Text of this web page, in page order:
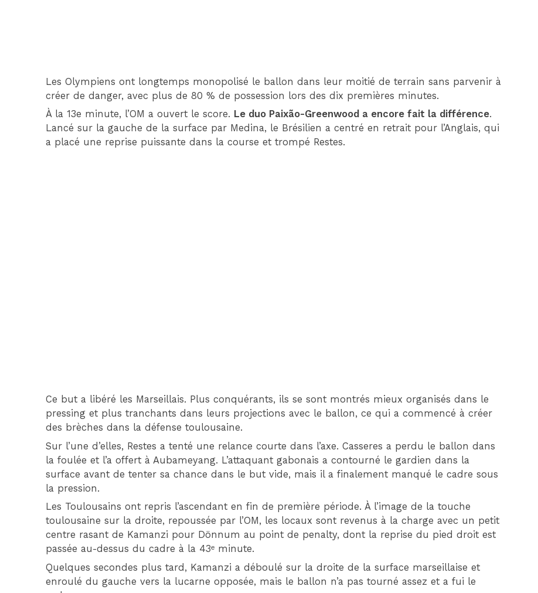
Les Olympiens ont longtemps monopolisé le ballon dans leur moitié de terrain sans parvenir à
créer de danger, avec plus de 80 % de possession lors des dix premières minutes.
À la 13e minute, l’OM a ouvert le score. Le duo Paixão-Greenwood a encore fait la différence.
Lancé sur la gauche de la surface par Medina, le Brésilien a centré en retrait pour l’Anglais, qui
a placé une reprise puissante dans la course et trompé Restes.
Ce but a libéré les Marseillais. Plus conquérants, ils se sont montrés mieux organisés dans le
pressing et plus tranchants dans leurs projections avec le ballon, ce qui a commencé à créer
des brèches dans la défense toulousaine.
Sur l’une d’elles, Restes a tenté une relance courte dans l’axe. Casseres a perdu le ballon dans
la foulée et l’a offert à Aubameyang. L’attaquant gabonais a contourné le gardien dans la
surface avant de tenter sa chance dans le but vide, mais il a finalement manqué le cadre sous
la pression.
Les Toulousains ont repris l’ascendant en fin de première période. À l’image de la touche
toulousaine sur la droite, repoussée par l’OM, les locaux sont revenus à la charge avec un petit
centre rasant de Kamanzi pour Dönnum au point de penalty, dont la reprise du pied droit est
passée au-dessus du cadre à la 43ᵉ minute.
Quelques secondes plus tard, Kamanzi a déboulé sur la droite de la surface marseillaise et
enroulé du gauche vers la lucarne opposée, mais le ballon n’a pas tourné assez et a fui le